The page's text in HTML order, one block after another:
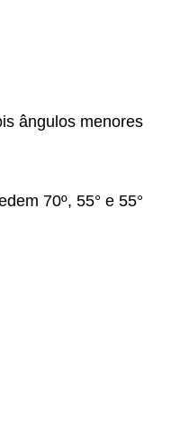
ângulos menores
70º, 55° e 55°